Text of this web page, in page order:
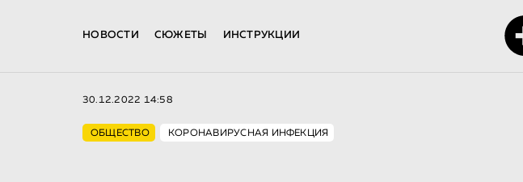
НОВОСТИ СЮЖЕТЫ ИНСТРУКЦИИ
30.12.2022 14:58
ОБЩЕСТВО КОРОНАВИРУСНАЯ ИНФЕКЦИЯ